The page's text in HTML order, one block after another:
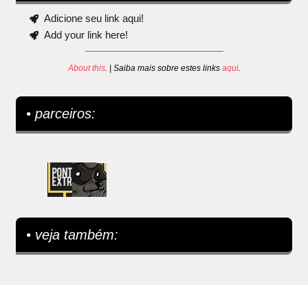
Adicione seu link aqui!
Add your link here!
About this. | Saiba mais sobre estes links aqui.
• parceiros:
• veja também: